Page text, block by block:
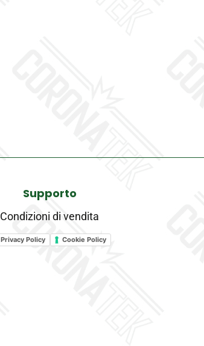
Supporto
Condizioni di vendita
Privacy Policy Cookie Policy